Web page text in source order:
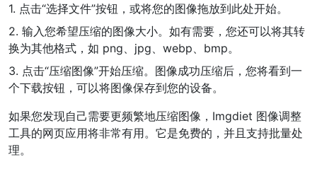
PDF 转 JPG New
在几秒钟内将PDF转换为高质量的JPG、PNG或Webp图像
合并PDF文件以创建单个PDF文档
PDF 拆分 New
我们的PDF拆分器允许您将PDF中的选定页面拆分为单个文件
1. 点击“选择文件”按钮，或将您的图像拖放到此处开始。
2. 输入您希望压缩的图像大小。如有需要，您还可以将其转
换为其他格式，如 png、jpg、webp、bmp。
3. 点击“压缩图像”开始压缩。图像成功压缩后，您将看到一
个下载按钮，可以将图像保存到您的设备。
如果您发现自己需要更频繁地压缩图像，Imgdiet 图像调整
工具的网页应用将非常有用。它是免费的，并且支持批量处
理。